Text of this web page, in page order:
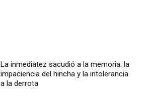
La inmediatez sacudió a la memoria: la
impaciencia del hincha y la intolerancia
a la derrota